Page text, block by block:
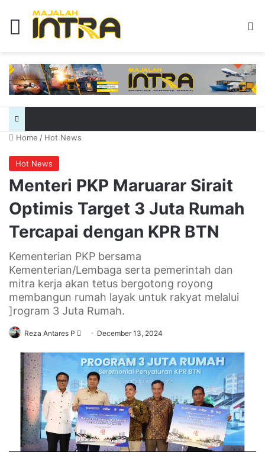
Menu
Home / Hot News
Hot News
Menteri PKP Maruarar Sirait
Optimis Target 3 Juta Rumah
Tercapai dengan KPR BTN
Kementerian PKP bersama
Kementerian/Lembaga serta pemerintah dan
mitra kerja akan tetus bergotong royong
membangun rumah layak untuk rakyat melalui
]rogram 3 Juta Rumah.
Reza Antares P
Send
email
December 13, 2024